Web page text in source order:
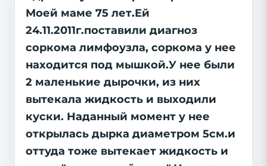
Моей маме 75 лет.Ей
24.11.2011г.поставили диагноз
соркома лимфоузла, соркома у нее
находится под мышкой.У нее были
2 маленькие дырочки, из них
вытекала жидкость и выходили
куски. Наданный момент у нее
открылась дырка диаметром 5см.и
оттуда тоже вытекает жидкость и